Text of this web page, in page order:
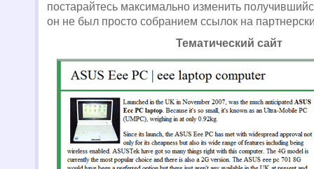
постарайтесь максимально изменить
он не был просто собранием ссылок на
Тематический сайт